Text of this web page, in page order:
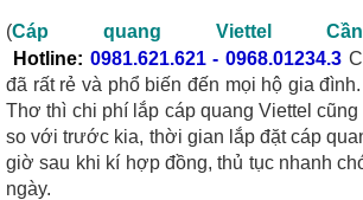
(Cáp quang Viettel
Hotline: 0981.621.621- 0968.01234.3
đã rất rẻ và phổ biến đến mọi hộ gia
Thơ thì chi phí lắp cáp quang Viettel
so với trước kia, thời gian lắp đặt cáp
giờ sau khi kí hợp đồng, thủ tục nhanh
ngày.